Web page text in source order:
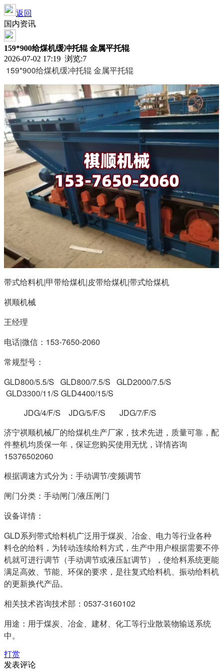
返回
国内资讯
159*900给煤机缓冲托辊 金属平托辊
2026-07-02 17:19 浏览:7
159*900给煤机缓冲托辊 金属平托辊
带式给料机|甲带给煤机|皮带给煤机|带式给煤机
祺顺机械
王经理
电话|微信：153-7650-2060
常规型号：
GLD800/5.5/S GLD800/7.5/S GLD2000/7.5/S
GLD3300/11/S GLD4400/15/S
JDG/4/F/S JDG/5/F/S JDG/7/F/S
济宁祺顺机械厂的给煤机生产厂家，技术先进，质量可靠，配
件整机均质保一年，保证您购买使用无忧，详情咨询
15376502060
根据调速方式分为：手动调节/变频调节
闸门分类：手动闸门/液压闸门
设备详情：
GLD系列带式给料机广泛用于煤炭、冶金、电力等行业各种
料仓的给料，为转动连续给料方式，生产中用户根据需要不停
机就可进行调节（手动调节或液压缸调节），使给料系统更能
满足高效、节能、环保的要求，是往复式给料机、振动给料机
的更新换代产品。
相关技术咨询技术部：0537-3160102
用途：用于煤炭、冶金、建材、化工等行业散装物输送系统
中。
打赏
发表评论